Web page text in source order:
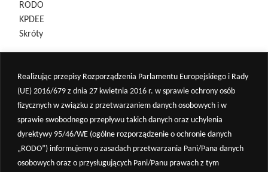
Realizując przepisy Rozporządzenia Parlamentu Europejskiego i Rady
(UE) 2016/679 z dnia 27 kwietnia 2016 r. w sprawie ochrony osób
fizycznych w związku z przetwarzaniem danych osobowych i w
sprawie swobodnego przepływu takich danych oraz uchylenia
dyrektywy 95/46/WE (ogólne rozporządzenie o ochronie danych
„RODO”) informujemy o zasadach przetwarzania Pani/Pana danych
osobowych oraz o przysługujących Pani/Panu prawach z tym
RODO
KPDEE
Skróty
Środowisko
Społeczeństwo